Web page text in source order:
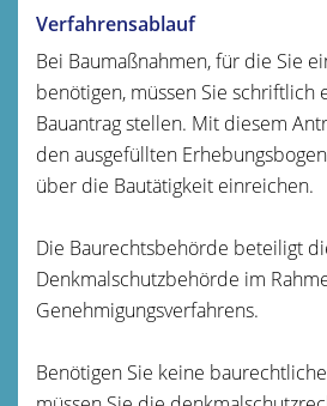
Verfahrensablauf
Bei Baumaßnahmen, für die Sie
benötigen, müssen Sie schriftlich
Bauantrag stellen. Mit diesem
den ausgefüllten
über die Bautätigkeit einreichen.
Die Baurechtsbehörde beteiligt
Denkmalschutzbehörde im
Genehmigungsverfahrens.
Benötigen Sie keine